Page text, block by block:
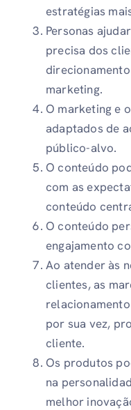
estratégias
Personas
precisa dos
marketing.
O marketing e
adaptados de
público-alvo.
O conteúdo
com as
conteúdo
O conteúdo
engajamento
Ao atender às
clientes, as
por sua vez,
cliente.
Os produtos
na
melhor